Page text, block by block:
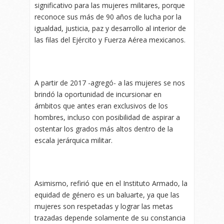
significativo para las mujeres militares, porque
reconoce sus más de 90 años de lucha por la
igualdad, justicia, paz y desarrollo al interior de
las filas del Ejército y Fuerza Aérea mexicanos.
A partir de 2017 -agregó- a las mujeres se nos
brindó la oportunidad de incursionar en
ámbitos que antes eran exclusivos de los
hombres, incluso con posibilidad de aspirar a
ostentar los grados más altos dentro de la
escala jerárquica militar.
Asimismo, refirió que en el Instituto Armado, la
equidad de género es un baluarte, ya que las
mujeres son respetadas y lograr las metas
trazadas depende solamente de su constancia